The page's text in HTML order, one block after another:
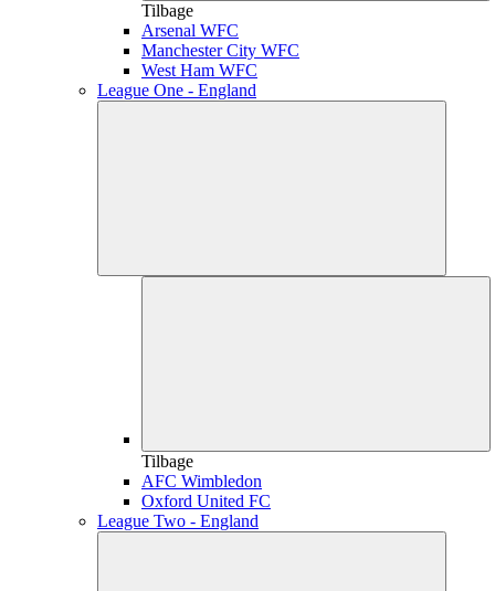
Tilbage
Arsenal WFC
Manchester City WFC
West Ham WFC
League One - England
Tilbage
AFC Wimbledon
Oxford United FC
League Two - England